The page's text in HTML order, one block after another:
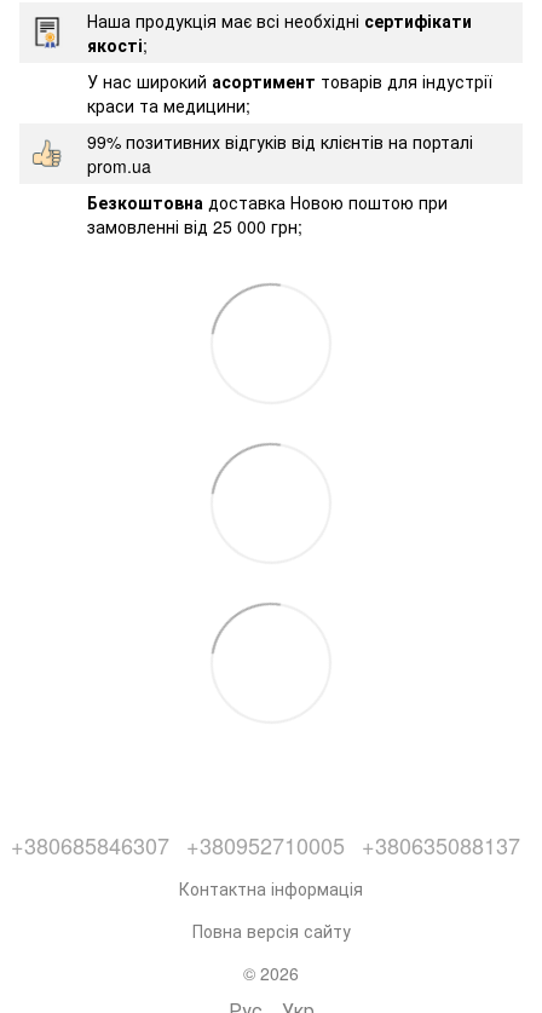
Наша продукція має всі необхідні сертифікати
якості;
У нас широкий асортимент товарів для індустрії
краси та медицини;
99% позитивних відгуків від клієнтів на порталі
prom.ua
Безкоштовна доставка Новою поштою при
замовленні від 25 000 грн;
+380685846307 +380952710005 +380635088137
Контактна інформація
Повна версія сайту
© 2026